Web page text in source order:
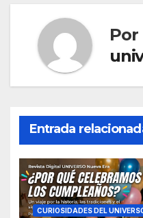
Por
Entrada
CURIOSIDADES DEL